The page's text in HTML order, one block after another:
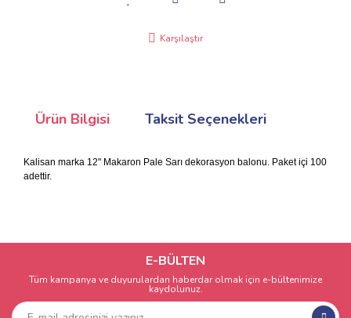
Karşılaştır
Ürün Bilgisi Taksit Seçenekleri
Kalisan marka 12" Makaron Pale Sarı dekorasyon balonu. Paket içi 100
adettir.
E-BÜLTEN
Tüm kampanya ve duyurulardan haberdar olmak için e-bültenimize
kaydolunuz.